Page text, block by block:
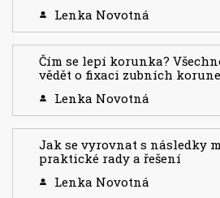
Lenka Novotná
Čím se lepí korunka?
vědět o fixaci zubních
Lenka Novotná
Jak se vyrovnat s následky
praktické rady a řešení
Lenka Novotná